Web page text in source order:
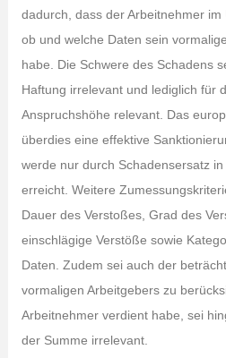
dadurch, dass der Arbeitnehmer im
ob und welche Daten sein
habe. Die Schwere des Schadens
Haftung irrelevant und lediglich für
Anspruchshöhe relevant. Das
überdies eine effektive
werde nur durch Schadensersatz
erreicht. Weitere
Dauer des Verstoßes, Grad des
einschlägige Verstöße sowie
Daten. Zudem sei auch der
vormaligen Arbeitgebers zu
Arbeitnehmer verdient habe, sei
der Summe irrelevant.